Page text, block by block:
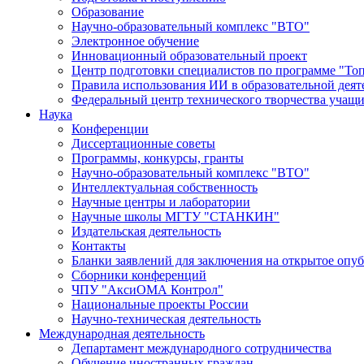
Образование
Научно-образовательный комплекс "ВТО"
Электронное обучение
Инновационный образовательный проект
Центр подготовки специалистов по программе
Правила использования ИИ в образовательной
Федеральный центр технического творчества
Наука
Конференции
Диссертационные советы
Программы, конкурсы, гранты
Научно-образовательный комплекс "ВТО"
Интеллектуальная собственность
Научные центры и лаборатории
Научные школы МГТУ "СТАНКИН"
Издательская деятельность
Контакты
Бланки заявлений для заключения на открытое
Сборники конференций
ЧПУ "АксиОМА Контрол"
Национальные проекты России
Научно-техническая деятельность
Международная деятельность
Департамент международного сотрудничества